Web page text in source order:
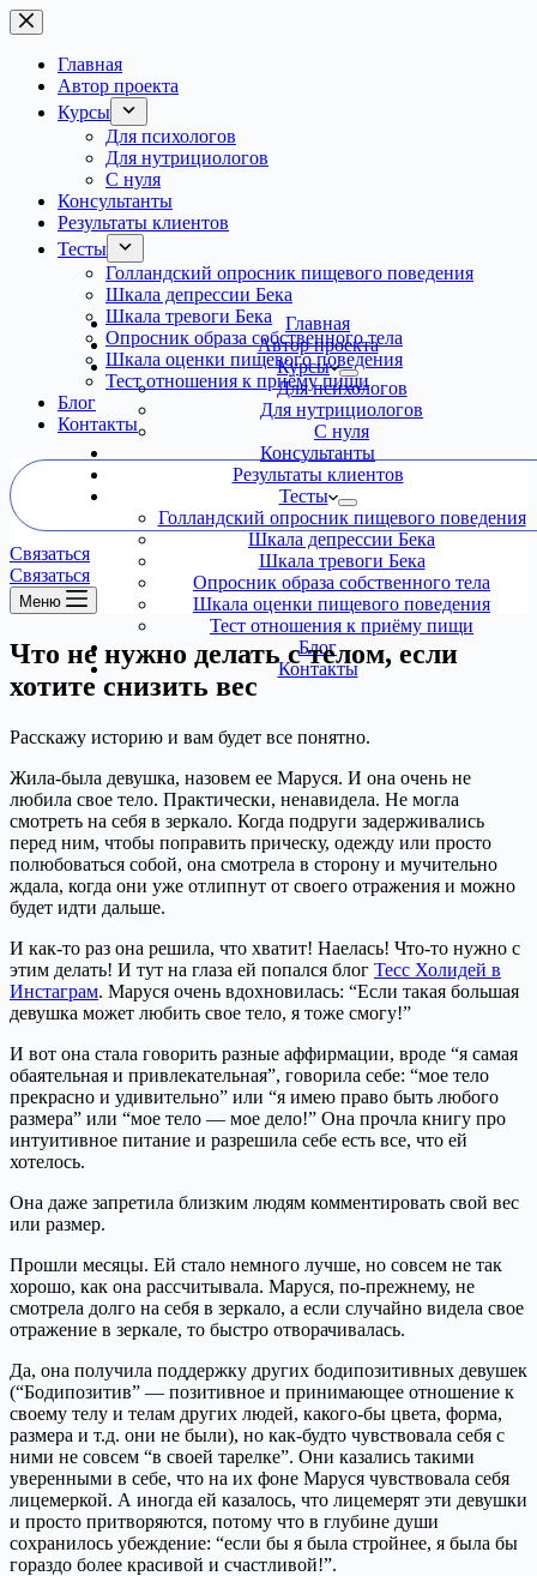
Перейти
к
сути
Главная
Автор проекта
Курсы
Для психологов
Для нутрициологов
С нуля
Консультанты
Результаты клиентов
Тесты
Голландский опросник пищевого поведения
Шкала депрессии Бека
Шкала тревоги Бека
Опросник образа собственного тела
Шкала оценки пищевого поведения
Тест отношения к приёму пищи
Блог
Контакты
Главная
Автор проекта
Курсы
Для психологов
Для нутрициологов
С нуля
Консультанты
Результаты клиентов
Тесты
Голландский опросник пищевого поведения
Шкала депрессии Бека
Шкала тревоги Бека
Опросник образа собственного тела
Шкала оценки пищевого поведения
Тест отношения к приёму пищи
Блог
Контакты
Связаться
Связаться
Меню
Что не нужно делать с телом, если
хотите снизить вес
Расскажу историю и вам будет все понятно.
Жила-была девушка, назовем ее Маруся. И она очень не
любила свое тело. Практически, ненавидела. Не могла
смотреть на себя в зеркало. Когда подруги задерживались
перед ним, чтобы поправить прическу, одежду или просто
полюбоваться собой, она смотрела в сторону и мучительно
ждала, когда они уже отлипнут от своего отражения и можно
будет идти дальше.
И как-то раз она решила, что хватит! Наелась! Что-то нужно с
этим делать! И тут на глаза ей попался блог Тесс Холидей в
Инстаграм. Маруся очень вдохновилась: “Если такая большая
девушка может любить свое тело, я тоже смогу!”
И вот она стала говорить разные аффирмации, вроде “я самая
обаятельная и привлекательная”, говорила себе: “мое тело
прекрасно и удивительно” или “я имею право быть любого
размера” или “мое тело — мое дело!” Она прочла книгу про
интуитивное питание и разрешила себе есть все, что ей
хотелось.
Она даже запретила близким людям комментировать свой вес
или размер.
Прошли месяцы. Ей стало немного лучше, но совсем не так
хорошо, как она рассчитывала. Маруся, по-прежнему, не
смотрела долго на себя в зеркало, а если случайно видела свое
отражение в зеркале, то быстро отворачивалась.
Да, она получила поддержку других бодипозитивных девушек
(“Бодипозитив” — позитивное и принимающее отношение к
своему телу и телам других людей, какого-бы цвета, форма,
размера и т.д. они не были), но как-будто чувствовала себя с
ними не совсем “в своей тарелке”. Они казались такими
уверенными в себе, что на их фоне Маруся чувствовала себя
лицемеркой. А иногда ей казалось, что лицемерят эти девушки
и просто притворяются, потому что в глубине души
сохранилось убеждение: “если бы я была стройнее, я была бы
гораздо более красивой и счастливой!”.